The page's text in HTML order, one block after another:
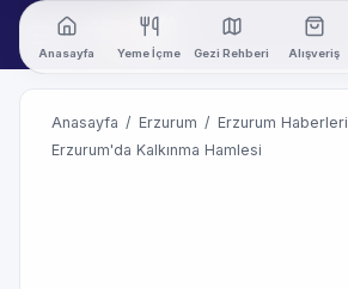
Anasayfa Yeme İçme Gezi Rehberi Alışveriş
Anasayfa / Erzurum / Erzurum Haberleri
Erzurum'da Kalkınma Hamlesi